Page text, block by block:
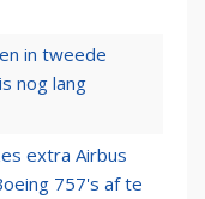
in tweede
nog lang
extra Airbus
757's af te